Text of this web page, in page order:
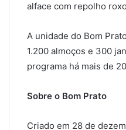
alface com repolho
A unidade do Bom
1.200 almoços e 300
programa há mais de
Sobre o Bom Prato
Criado em 28 de